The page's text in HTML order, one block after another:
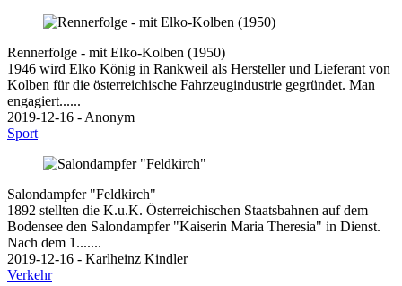
Rennerfolge - mit Elko-Kolben (1950)
1946 wird Elko König in Rankweil als Hersteller und Lieferant von
Kolben für die österreichische Fahrzeugindustrie gegründet. Man
engagiert......
2019-12-16 - Anonym
Sport
Salondampfer "Feldkirch"
1892 stellten die K.u.K. Österreichischen Staatsbahnen auf dem
Bodensee den Salondampfer "Kaiserin Maria Theresia" in Dienst.
Nach dem 1.......
2019-12-16 - Karlheinz Kindler
Verkehr